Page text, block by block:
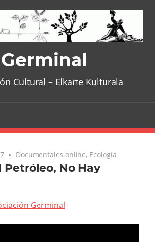
Germinal
Cultural – Elkarte Kulturala
No comments
Documentales online, Ecología
Petróleo, No Hay
Germinal